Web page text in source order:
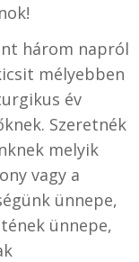
három napról
mélyebben
év
Szeretnék
melyik
vagy a
ünnepe,
ünnepe,